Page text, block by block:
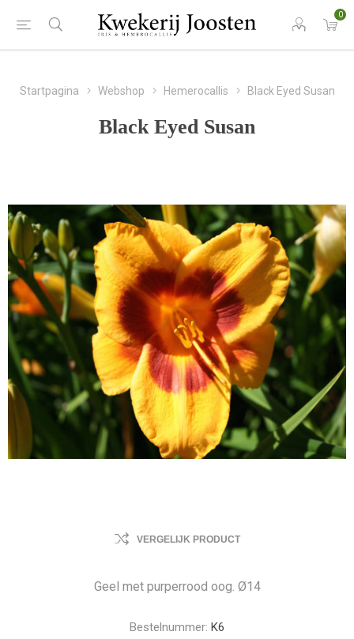
0
Startpagina Webshop Hemerocallis Black Eyed Susan
Black Eyed Susan
VERGELIJK PRODUCT
Geel met purperrood oog. Ø14
Bestelnummer: K6